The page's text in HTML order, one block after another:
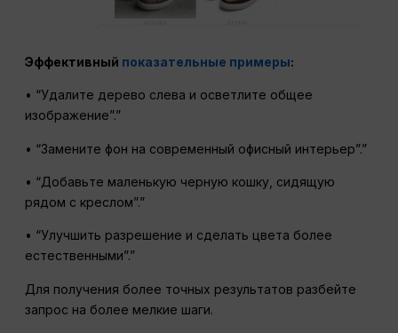
Эффективный показательные примеры:
• “Удалите дерево слева и осветлите общее
изображение”.”
• “Замените фон на современный офисный интерьер”.”
• “Добавьте маленькую черную кошку, сидящую
рядом с креслом”.”
• “Улучшить разрешение и сделать цвета более
естественными”.”
Для получения более точных результатов разбейте
запрос на более мелкие шаги.